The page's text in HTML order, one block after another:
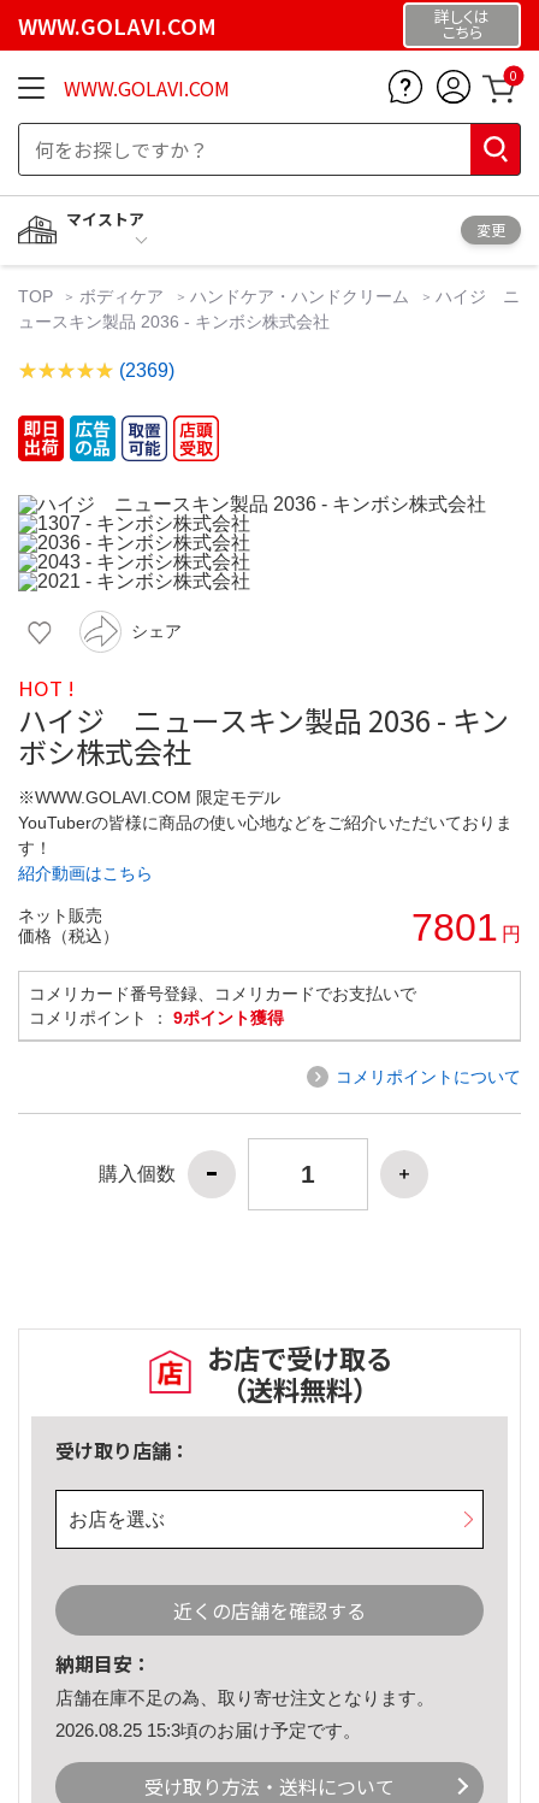
WWW.GOLAVI.COM 詳しくは
こちら
WWW.GOLAVI.COM 0
マイストア
変更
TOP ボディケア ハンドケア・ハンドクリーム
ハイジ ニ
ュースキン製品 2036 - キンボシ株式会社
(2369)
シェア
HOT !
ハイジ ニュースキン製品 2036 - キン
ボシ株式会社
※WWW.GOLAVI.COM 限定モデル
YouTuberの皆様に商品の使い心地などをご紹介いただいておりま
す！
紹介動画はこちら
ネット販売
価格（税込）
7801 円
コメリカード番号登録、コメリカードでお支払いで
コメリポイント ： 9ポイント獲得
コメリポイントについて
購入個数
お店で受け取る
（送料無料）
受け取り店舗：
お店を選ぶ
近くの店舗を確認する
納期目安：
店舗在庫不足の為、取り寄せ注文となります。
2026.08.25 15:3頃のお届け予定です。
受け取り方法・送料について